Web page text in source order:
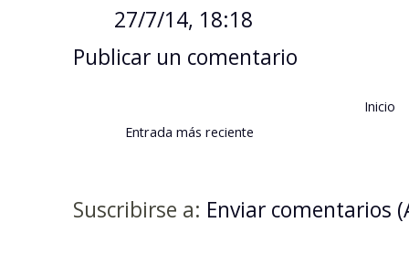
27/7/14, 18:18
Publicar un comentario
Entrada más reciente
Inicio
Suscribirse a: Enviar comentarios